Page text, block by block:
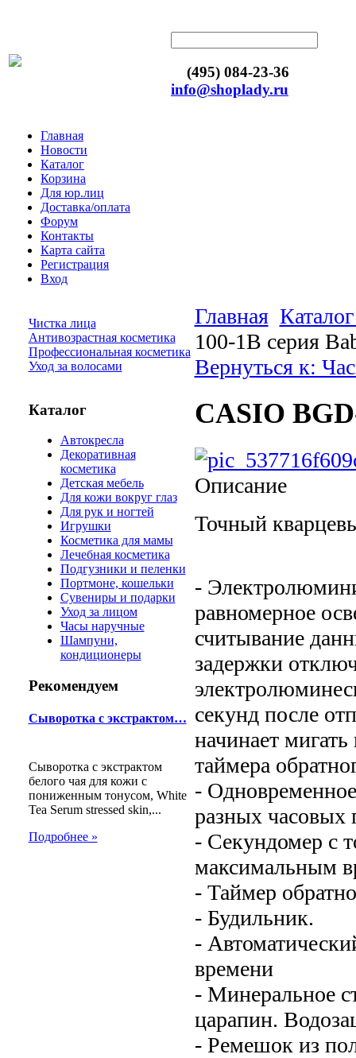
(495) 084-23-36
info@shoplady.ru
Главная
Новости
Каталог
Корзина
Для юр.лиц
Доставка/оплата
Форум
Контакты
Карта сайта
Регистрация
Вход
Чистка лица
Антивозрастная косметика
Профессиональная косметика
Уход за волосами
Каталог
Автокресла
Декоративная
косметика
Детская мебель
Для кожи вокруг глаз
Для рук и ногтей
Игрушки
Косметика для мамы
Лечебная косметика
Подгузники и пеленки
Портмоне, кошельки
Сувениры и подарки
Уход за лицом
Часы наручные
Шампуни,
кондиционеры
Рекомендуем
Сыворотка с экстрактом…
Сыворотка с экстрактом
белого чая для кожи с
пониженным тонусом, White
Tea Serum stressed skin,...
Подробнее »
Главная
100-1B серия
Вернуться к:
CASIO
Описание
Точный
-
равномерное
считывание
задержки
секунд после
начинает
таймера
-
разных часовых
- Секундомер с
максимальным
- Таймер
- Будильник.
-
времени
- Минеральное
царапин.
- Ремешок из